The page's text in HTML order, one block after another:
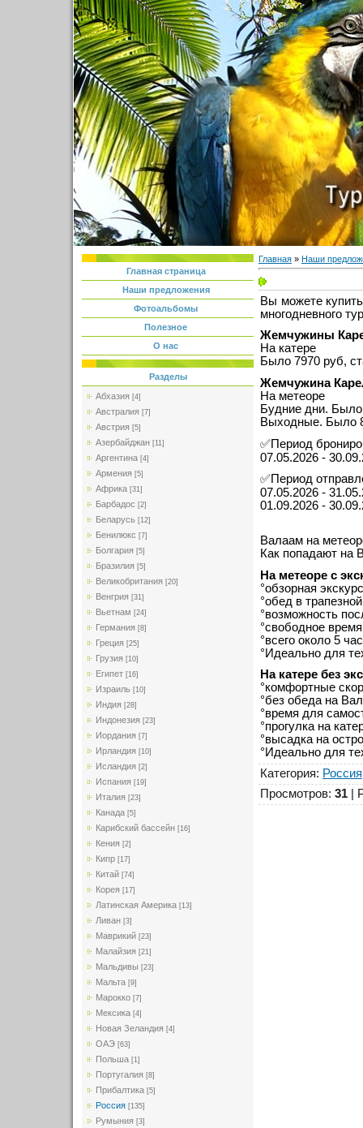
Главная страница
Наши предложения
Фотоальбомы
Полезное
О нас
Разделы
Абхазия [4]
Австралия [7]
Австрия [5]
Азербайджан [11]
Аргентина [4]
Армения [5]
Африка [31]
Барбадос [2]
Беларусь [12]
Бенилюкс [7]
Болгария [5]
Бразилия [5]
Великобритания [20]
Венгрия [31]
Вьетнам [24]
Германия [8]
Греция [25]
Грузия [10]
Египет [16]
Израиль [10]
Индия [28]
Индонезия [23]
Иордания [7]
Ирландия [10]
Исландия [2]
Испания [19]
Италия [23]
Канада [5]
Карибский бассейн [16]
Кения [2]
Кипр [17]
Китай [74]
Корея [17]
Латинская Америка [13]
Ливан [3]
Маврикий [23]
Малайзия [21]
Мальдивы [23]
Мальта [9]
Марокко [7]
Мексика [4]
Новая Зеландия [4]
ОАЭ [63]
Польша [1]
Португалия [8]
Прибалтика [5]
Россия [135]
Румыния [3]
Главная » Наши
Вы можете
многодневного
Жемчужины
На катере
Было 7970 руб,
Жемчужина
На метеоре
Будние дни.
Выходные. Было
✅Период
07.05.2026 -
✅Период
07.05.2026 -
01.09.2026 -
Валаам на
Как попадают на
На метеоре с
°обзорная
°обед в
°возможность
°свободное время
°всего около 5
°Идеально для
На катере без
°комфортные
°без обеда на
°время для
°прогулка на
°высадка на
°Идеально для
Категория: Россия
Просмотров: 31